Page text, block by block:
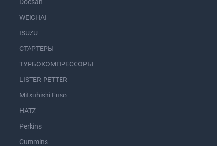
Doosan
WEICHAI
ISUZU
СТАРТЕРЫ
ТУРБОКОМПРЕССОРЫ
LISTER-PETTER
Mitsubishi Fuso
HATZ
Perkins
Cummins